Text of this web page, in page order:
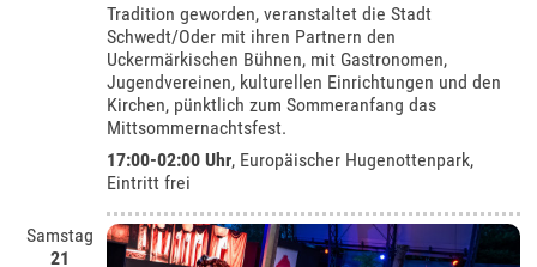
Tradition geworden, veranstaltet die Stadt
Schwedt/Oder mit ihren Partnern den
Uckermärkischen Bühnen, mit Gastronomen,
Jugendvereinen, kulturellen Einrichtungen und den
Kirchen, pünktlich zum Sommeranfang das
Mittsommernachtsfest.
17:00-02:00 Uhr, Europäischer Hugenottenpark,
Eintritt frei
Samstag
21